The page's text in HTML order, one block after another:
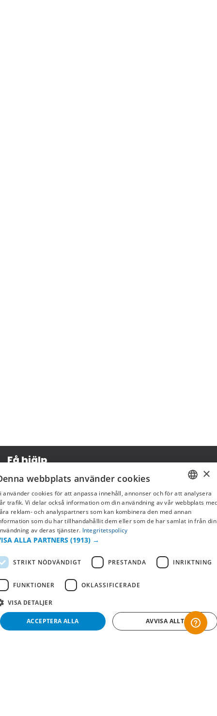
Få hjälp
Köpvillkor
Leverans & betalning
Returer & byten
Vanliga frågor
Om oss
Företagsinformation
SWEDISH
FI
×
webbplats använder cookies
använder cookies för att anpassa innehåll, annonser och för att analysera
trafik. Vi delar också information om din användning av vår webbplats
reklam- och analyspartners som kan kombinera den med annan
som du har tillhandahållit dem eller som de har samlat in från din
av deras tjänster. Integritetspolicy
ALLA PARTNERS (1913) →
STRIKT NÖDVÄNDIGT PRESTANDA INRIKTNING
FUNKTIONER OKLASSIFICERADE
VISA DETALJER
ACCEPTERA ALLA AVVISA ALLT